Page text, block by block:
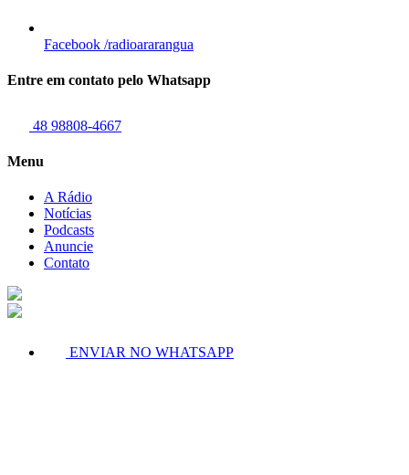
Facebook /radioararangua
Entre em contato pelo Whatsapp
48 98808-4667
Menu
A Rádio
Notícias
Podcasts
Anuncie
Contato
ENVIAR NO WHATSAPP